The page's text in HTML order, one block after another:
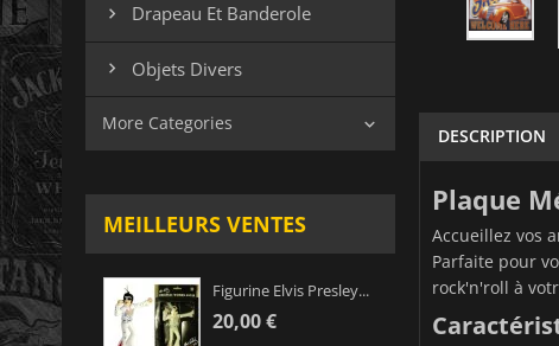
 Drapeau Et Banderole
 Objets Divers
More Categories 
MEILLEURS VENTES
Figurine Elvis Presley...
20,00 €
DESCRIPTION
Plaque
Accueillez vos
Parfaite pour
rock'n'roll à